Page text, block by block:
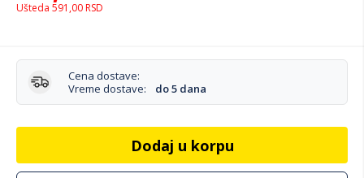
Ušteda 591,00 RSD
Cena dostave:
Vreme dostave:
do 5 dana
Dodaj u korpu